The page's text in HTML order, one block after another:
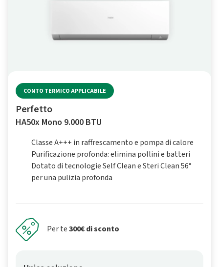
CONTO TERMICO APPLICABILE
Perfetto
HA50x Mono 9.000 BTU
Classe A+++ in raffrescamento e pompa di calore
Purificazione profonda: elimina pollini e batteri
Dotato di tecnologie Self Clean e Steri Clean 56°
per una pulizia profonda
Per te300€ di sconto